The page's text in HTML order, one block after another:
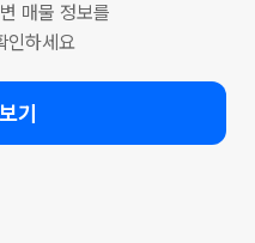
매물 정보를
인하세요
기